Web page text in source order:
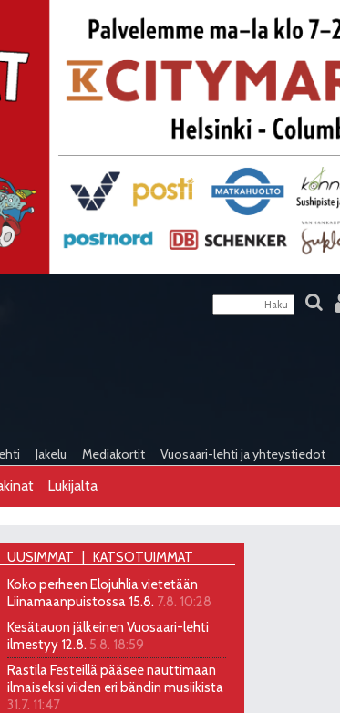
Jakelu Mediakortit Vuosaari-lehti ja yhteystiedot
Lukijalta
UUSIMMAT
KATSOTUIMMAT
Koko perheen Elojuhlia vietetään
Liinamaanpuistossa 15.8. 7.8. 10:28
Kesätauon jälkeinen Vuosaari-lehti
ilmestyy 12.8. 5.8. 18:59
Rastila Festeillä pääsee nauttimaan
ilmaiseksi viiden eri bändin musiikista
31.7. 11:47